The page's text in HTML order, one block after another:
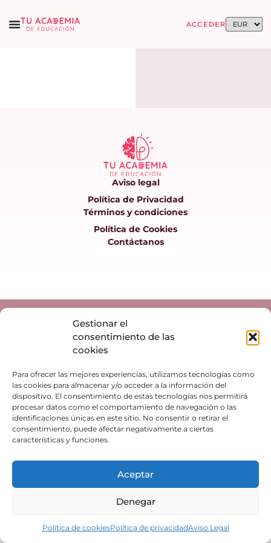
Gestionar el
consentimiento de las
cookies
Para ofrecer las mejores experiencias, utilizamos tecnologías como
las cookies para almacenar y/o acceder a la información del
dispositivo. El consentimiento de estas tecnologías nos permitirá
procesar datos como el comportamiento de navegación o las
identificaciones únicas en este sitio. No consentir o retirar el
consentimiento, puede afectar negativamente a ciertas
características y funciones.
Aceptar
Denegar
Política de cookiesPolítica de privacidadAviso Legal
ACCEDER
Aviso legal
Política de Privacidad
Términos y condiciones
Política de Cookies
Contáctanos